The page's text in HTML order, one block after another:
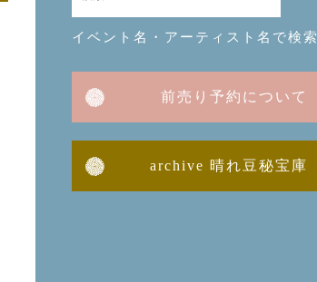
イベント名・アーティスト名で検索
前売り予約について
archive 晴れ豆秘宝庫